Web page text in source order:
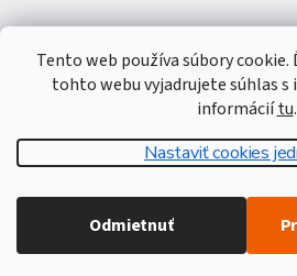
Tento web používa súbory
tohto webu vyjadrujete súhlas s
informáciítu.
Nastaviť cookies
Odmietnuť
Vytvoril
Copyright 2026Atreon - Hutnícky